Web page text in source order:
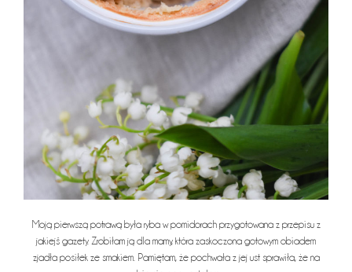
Moją pierwszą potrawą była ryba w pomidorach przygotowana z przepisu z
jakiejś gazety. Zrobiłam ją dla mamy, która zaskoczona gotowym obiadem
zjadła posiłek ze smakiem. Pamiętam, że pochwała z jej ust sprawiła, że na